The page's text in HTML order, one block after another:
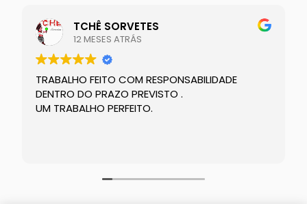
TCHÊ SORVETES
12 MESES ATRÁS
TRABALHO FEITO COM RESPONSABILIDADE
DENTRO DO PRAZO PREVISTO .
UM TRABALHO PERFEITO.